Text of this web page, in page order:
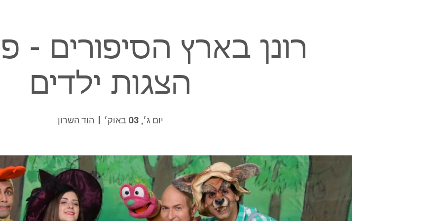
רונן בארץ הסיפורים -
הצגות ילדים
יום ג׳, 03 באוק׳
  |
הוד השרון